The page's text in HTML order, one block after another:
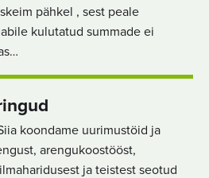
pähkel , sest peale
kulutatud summade ei
koondame uurimustöid ja
arengukoostööst,
ja teistest seotud